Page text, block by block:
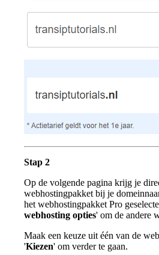
Stap 2
Op de volgende pagina krijg je
webhostingpakket bij je
het webhostingpakket Pro
webhosting opties' om de andere
Maak een keuze uit één van de
'Kiezen' om verder te gaan.